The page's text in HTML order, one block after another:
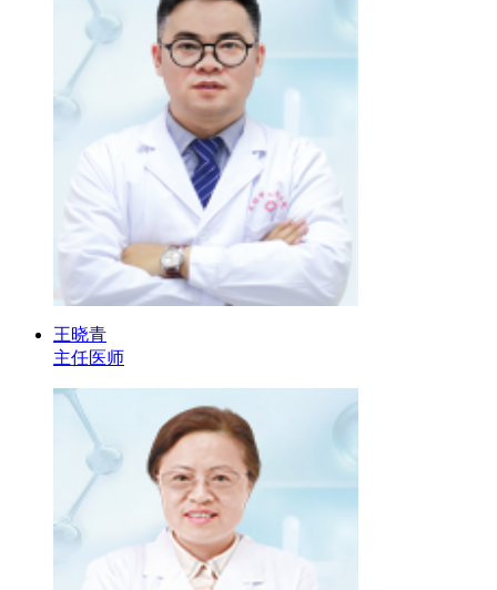
王晓青
主任医师